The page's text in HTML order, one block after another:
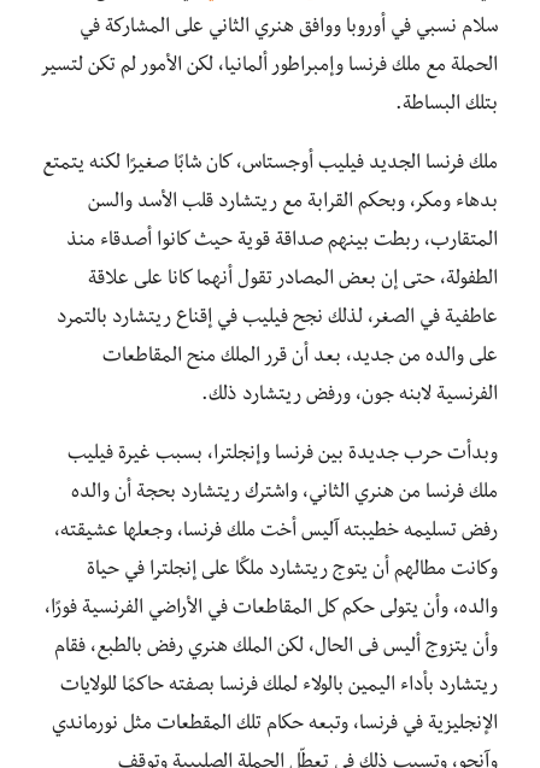
سلام نسبي في أوروبا ووافق هنري الثاني على المشاركة في
الحملة مع ملك فرنسا وإمبراطور ألمانيا، لكن الأمور لم تكن لتسير
بتلك البساطة.
ملك فرنسا الجديد فيليب أوجستاس، كان شابًا صغيرًا لكنه يتمتع
بدهاء ومكر، وبحكم القرابة مع ريتشارد قلب الأسد والسن
المتقارب، ربطت بينهم صداقة قوية حيث كانوا أصدقاء منذ
الطفولة، حتى إن بعض المصادر تقول أنهما كانا على علاقة
عاطفية في الصغر، لذلك نجح فيليب في إقناع ريتشارد بالتمرد
على والده من جديد، بعد أن قرر الملك منح المقاطعات
الفرنسية لابنه جون، ورفض ريتشارد ذلك.
وبدأت حرب جديدة بين فرنسا وإنجلترا، بسبب غيرة فيليب
ملك فرنسا من هنري الثاني، واشترك ريتشارد بحجة أن والده
رفض تسليمه خطيبته آليس أخت ملك فرنسا، وجعلها عشيقته،
وكانت مطالهم أن يتوج ريتشارد ملكًا على إنجلترا في حياة
والده، وأن يتولى حكم كل المقاطعات في الأراضي الفرنسية فورًا،
وأن يتزوج أليس فى الحال، لكن الملك هنري رفض بالطبع، فقام
ريتشارد بأداء اليمين بالولاء لملك فرنسا بصفته حاكمًا للولايات
الإنجليزية في فرنسا، وتبعه حكام تلك المقطعات مثل نورماندي